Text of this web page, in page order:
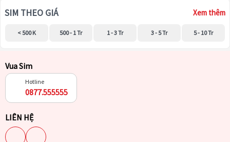
SIM THEO GIÁ Xem thêm
< 500 K 500 - 1 Tr 1 - 3 Tr 3 - 5 Tr 5 - 10 Tr
Vua Sim
Hotline
0877.555555
LIÊN HỆ